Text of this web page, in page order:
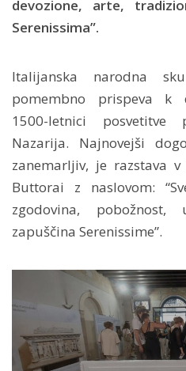
devozione, arte,
Serenissima”.
Italijanska narodna
pomembno prispeva k
1500-letnici posvetitve
Nazarija. Najnovejši
zanemarljiv, je razstava
Buttorai z naslovom:
zgodovina,
zapuščina Serenissime”.